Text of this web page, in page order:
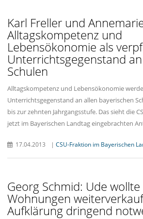
Karl Freller und
Alltagskompetenz und
Lebensökonomie als
Unterrichtsgegenstand
Schulen
Alltagskompetenz und Lebensökonomie
Unterrichtsgegenstand an allen bayerischen
bis zur zehnten Jahrgangsstufe. Das sieht die
jetzt im Bayerischen Landtag eingebrachten
17.04.2013 | CSU-Fraktion im Bayerischen
Georg Schmid: Ude wollte
Wohnungen
Aufklärung dringend